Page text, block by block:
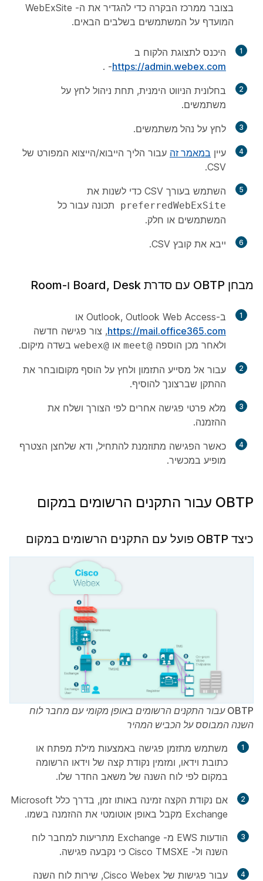
בצובר ממרכז הבקרה כדי להגדיר את ה- WebExSite
המועדף על המשתמשים בשלבים הבאים.
1
היכנס לתצוגת הלקוח ב
https://admin.webex.com
- .
2 בחלונית הניווט הימנית, תחת ניהול לחץ על
משתמשים.
3 לחץ על נהל משתמשים.
4 עיין במאמר זה עבור הליך הייבוא/הייצוא המפורט של
CSV.
5 השתמש בעורך CSV כדי לשנות את
preferredWebExSite
תכונה עבור כל
המשתמשים או חלק.
6 ייבא את קובץ CSV.
מבחן OBTP עם סדרת Board, Desk ו-Room
1
ב-Outlook, Outlook Web Access או
https://mail.office365.com, צור פגישה חדשה
ולאחר מכן הוספה @meet או @webex בשדה מיקום.
2 עבור אל מסייע התזמון ולחץ על הוסף מקוםובחר את
ההתקן שברצונך להוסיף.
3
מלא פרטי פגישה אחרים לפי הצורך ושלח את
ההזמנה.
4 כאשר הפגישה מתוזמנת להתחיל, ודא שלחצן הצטרף
מופיע במכשיר.
OBTP עבור התקנים הרשומים במקום
כיצד OBTP פועל עם התקנים הרשומים במקום
OBTP עבור התקנים הרשומים באופן מקומי עם מחבר לוח
השנה המבוסס על הכביש המהיר
משתמש מתזמן פגישה באמצעות מילת מפתח או
כתובת וידאו, ומזמין נקודת קצה של וידאו הרשומה
במקום לפי לוח השנה של משאב החדר שלו.
אם נקודת הקצה זמינה באותו זמן, בדרך כלל Microsoft
Exchange מקבל באופן אוטומטי את ההזמנה בשמו.
הודעות EWS מ- Exchange מתריעות למחבר לוח
השנה ול- Cisco TMSXE כי נקבעה פגישה.
עבור פגישות של Cisco Webex, שירות לוח השנה